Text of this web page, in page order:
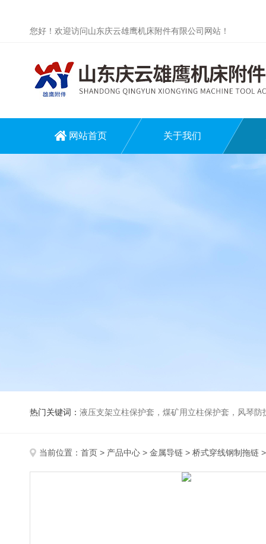
您好！欢迎访问山东庆云雄鹰机床附件有限公司网站！
网站首页 关于我们
热门关键词： 液压支架立柱保护套，煤矿用立柱保护套，风琴
当前位置： 首页 > 产品中心 > 金属导链 > 桥式穿线钢制拖链